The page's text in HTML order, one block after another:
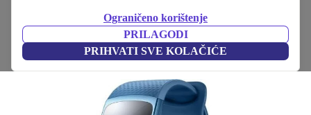
Ograničeno korištenje
PRILAGODI
PRIHVATI SVE KOLAČIĆE
Samsung Gear Fit 2 (2016)
Mali | Plavi
(Prikupljanje recenzija)